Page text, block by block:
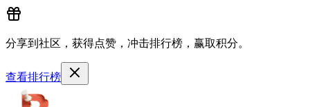
分享到社区，获得点赞，冲击排行榜，赢取积分。
查看排行榜